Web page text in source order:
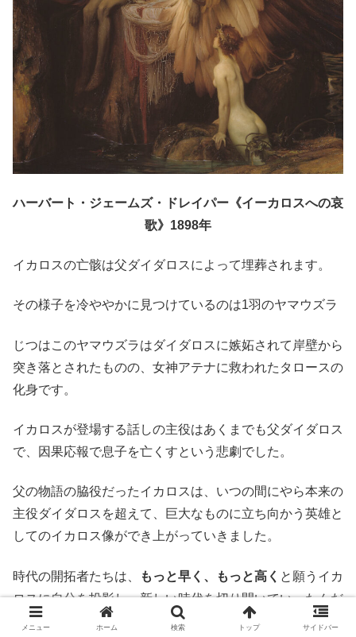
ハーバート・ジェームズ・ドレイパー《イーカロスへの哀
歌》1898年
イカロスの亡骸は父ダイダロスによって埋葬されます。
その様子を冷ややかに見つけているのは1羽のヤマウズラ
じつはこのヤマウズラはダイダロスに嫉妬されて岸壁から
突き落とされたものの、女神アテナに救われたタロースの
化身です。
イカロスが登場する話しの主役はあくまでも父ダイダロス
で、因果応報で息子を亡くすという悲劇でした。
父の物語の脇役だったイカロスは、いつの間にやら本来の
主役ダイダロスを超えて、巨大なものに立ち向かう英雄と
してのイカロス像ができ上がっていきました。
時代の開拓者たちは、 もっと早く、もっと高く と願うイカ
ロスに自分を投影し、新しい時代を切り開いていったんだ
ろうなぁ
メニュー ホーム 検索 トップ サイドバー